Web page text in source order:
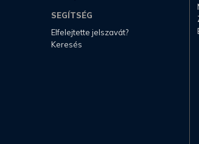
SEGÍTSÉG
Elfelejtette jelszavát?
Keresés